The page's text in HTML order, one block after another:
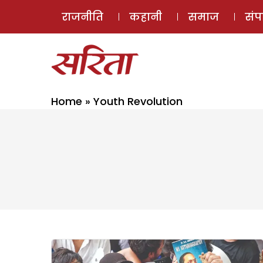
राजनीति कहानी समाज
Home » Youth Revolution